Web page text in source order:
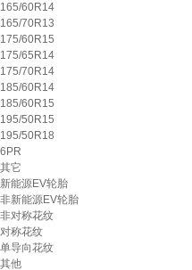
165/60R14
165/70R13
175/60R15
175/65R14
175/70R14
185/60R14
185/60R15
195/50R15
195/50R18
6PR
其它
新能源EV轮胎
非新能源EV轮胎
非对称花纹
对称花纹
单导向花纹
其他